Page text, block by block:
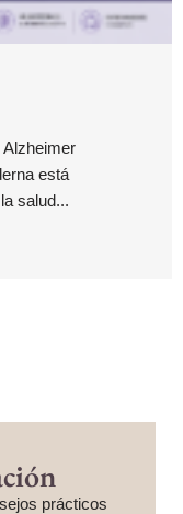
Alzheimer
está
salud...
prácticos